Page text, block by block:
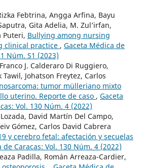
Febtrina, Angga Arfina, Bayu
Gita Adelia, M. Zul’irfan,
Puteri, Bullying among nursing
clinical practice , Gaceta Médica de
Núm. S1 (2023)
J. Calderaro Di Ruggiero,
Johatson Freytez, Carlos
tumor mülleriano mixto
uterino. Reporte de caso , Gaceta
Vol. 130 Núm. 4 (2022)
David Martín Del Campo,
Gómez, Carlos David Cabrera
y cerebro fetal: afectación y secuelas
de Caracas: Vol. 130 Núm. 4 (2022)
Padilla, Román Arreaza-Cardier,